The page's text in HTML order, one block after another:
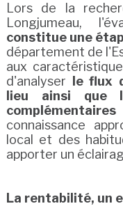
Lors de la
Longjumeau,
constitue une
département de
aux
d'analyser
le flux
lieu ainsi que
connaissance
local et des
apporter un
La rentabilité, un